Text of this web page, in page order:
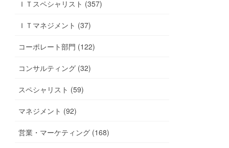
ＩＴスペシャリスト (357)
ＩＴマネジメント (37)
コーポレート部門 (122)
コンサルティング (32)
スペシャリスト (59)
マネジメント (92)
営業・マーケティング (168)